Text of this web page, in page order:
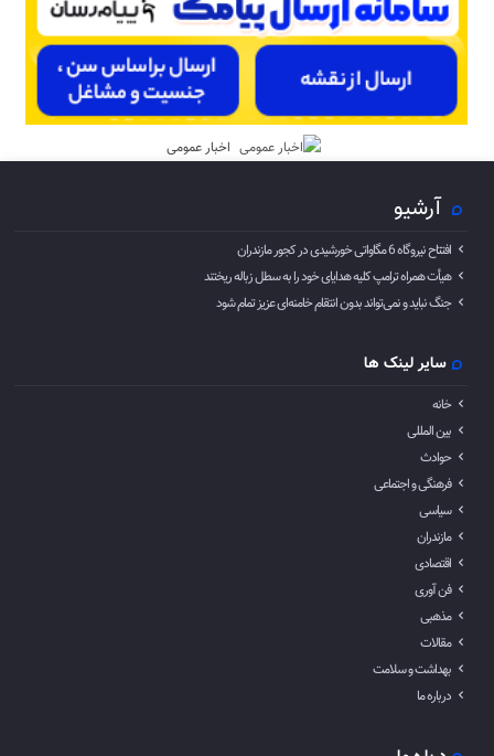
اخبار عمومی
آرشیو
افتتاح نیروگاه 6 مگاواتی خورشیدی در کجور مازندران
هیأت همراه ترامپ کلیه هدایای خود را به سطل زباله ریختند
جنگ نباید و نمی‌تواند بدون انتقام خامنه‌ای عزیز تمام شود
سایر لینک ها
خانه
بین المللی
حوادث
فرهنگی و اجتماعی
سیاسی
مازندران
اقتصادی
فن آوری
مذهبی
مقالات
بهداشت و سلامت
درباره ما